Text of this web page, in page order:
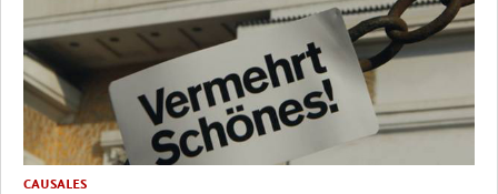
CAUSALES